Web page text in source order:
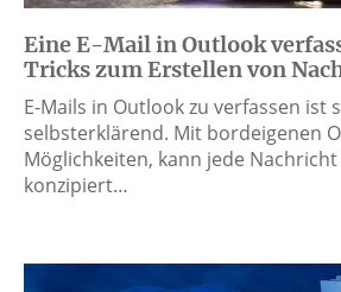
Eine E-Mail in Outlook
Tricks zum Erstellen von
E-Mails in Outlook zu verfassen ist
selbsterklärend. Mit bordeigenen
Möglichkeiten, kann jede
konzipiert…